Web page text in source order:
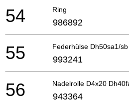
Ring
54 986892
Federhülse Dh50sa1/sb
55 993241
Nadelrolle D4x20
56 943364